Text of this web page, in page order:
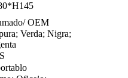
OEM
Verda; Nigra;